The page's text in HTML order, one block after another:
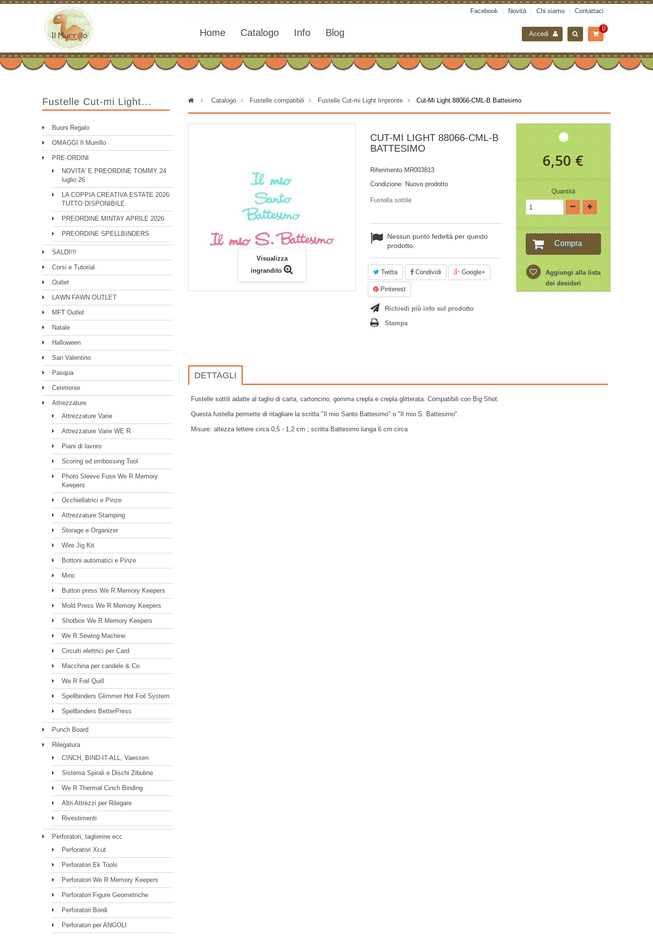
Facebook Novità Chi siamo Contattaci
0
Home Catalogo Info Blog Accedi
Fustelle Cut-mi Light...
Buoni Regalo
OMAGGI Il Murrillo
PRE-ORDINI
NOVITA' E PREORDINE TOMMY 24
luglio 26
LA COPPIA CREATIVA ESTATE 2026:
TUTTO DISPONIBILE
PREORDINE MINTAY APRILE 2026
PREORDINE SPELLBINDERS
SALDI!!!
Corsi e Tutorial
Outlet
LAWN FAWN OUTLET
MFT Outlet
Natale
Halloween
San Valentino
Pasqua
Cerimonie
Attrezzature
Attrezzature Varie
Attrezzature Varie WE R
Piani di lavoro
Scoring ed embossing Tool
Photo Sleeve Fuse We R Memory
Keepers
Occhiellatrici e Pinze
Attrezzature Stamping
Storage e Organizer
Wire Jig Kit
Bottoni automatici e Pinze
Minc
Button press We R Memory Keepers
Mold Press We R Memory Keepers
Shotbox We R Memory Keepers
We R Sewing Machine
Circuiti elettrici per Card
Macchina per candele & Co.
We R Foil Quill
Spellbinders Glimmer Hot Foil System
Spellbinders BetterPress
Punch Board
Rilegatura
CINCH, BIND-IT-ALL, Vaessen
Sistema Spirali e Dischi Zibuline
We R Thermal Cinch Binding
Altri Attrezzi per Rilegare
Rivestimenti
Perforatori, taglierine ecc
Perforatori Xcut
Perforatori Ek Tools
Perforatori We R Memory Keepers
Perforatori Figure Geometriche
Perforatori Bordi
Perforatori per ANGOLI
> Catalogo > Fustelle compatibili > Fustelle Cut-mi Light Impronte > Cut-Mi Light 88066-CML-B Battesimo
Visualizza
ingrandito
CUT-MI LIGHT 88066-CML-B
BATTESIMO
Riferimento MR003813
Condizione: Nuovo prodotto
Fustella sottile
Nessun punto fedeltà per questo
prodotto.
Twitta Condividi Google+
Pinterest
Richiedi più info sul prodotto
Stampa
6,50 €
Quantità
Compra
Aggiungi alla lista
dei desideri
DETTAGLI
Fustelle sottili adatte al taglio di carta, cartoncino, gomma crepla e crepla glitterata. Compatibili con Big Shot.
Questa fustella permette di ritagliare la scritta "Il mio Santo Battesimo" o "Il mio S. Battesimo".
Misure: altezza lettere circa 0,5 - 1,2 cm ; scritta Battesimo lunga 6 cm circa